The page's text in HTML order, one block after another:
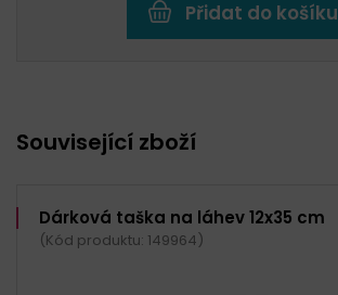
Přidat do košíku
Související zboží
Dárková taška na láhev 12x35 cm
(Kód produktu: 149964)